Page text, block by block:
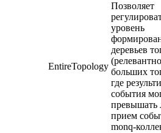
EntireTopology
Позволяет
уровень
деревьев
больших
где
события
превышать
прием
monq-